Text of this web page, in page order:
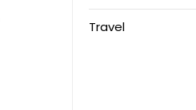
Travel